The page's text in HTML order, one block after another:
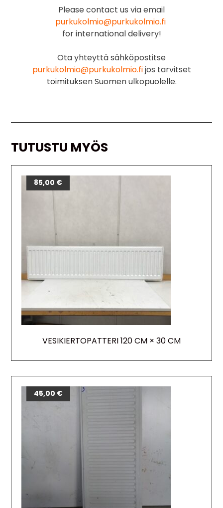
Please contact us via email
purkukolmio@purkukolmio.fi
for international delivery!
Ota yhteyttä sähköpostitse
purkukolmio@purkukolmio.fijos tarvitset
toimituksen Suomen ulkopuolelle.
TUTUSTU MYÖS
VESIKIERTOPATTERI 120 CM × 30 CM
85,00 €
45,00 €